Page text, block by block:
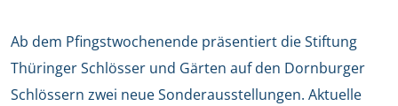
Ab dem Pfingstwochenende präsentiert die Stiftung
Thüringer Schlösser und Gärten auf den Dornburger
Schlössern zwei neue Sonderausstellungen. Aktuelle